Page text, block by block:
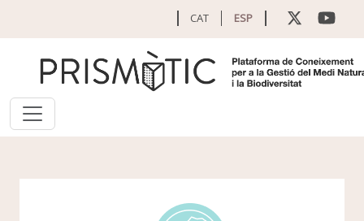
CAT ESP